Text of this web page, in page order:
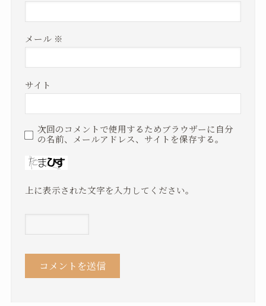
メール ※
サイト
次回のコメントで使用するためブラウザーに自分
の名前、メールアドレス、サイトを保存する。
上に表示された文字を入力してください。